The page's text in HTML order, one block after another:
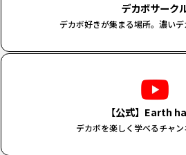
デカボサーク
デカボ好きが集まる場所。濃いデ
【公式】Earth
デカボを楽しく学べるチャン